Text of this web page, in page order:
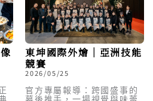
東坤國際外燴｜亞洲技能
競賽
2026/05/25
官方專屬報導：跨國盛事的